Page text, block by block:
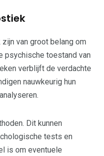
van groot belang om
psychische toestand van
verblijft de verdachte
nauwkeurig hun
Dit kunnen
tests en
is om eventuele